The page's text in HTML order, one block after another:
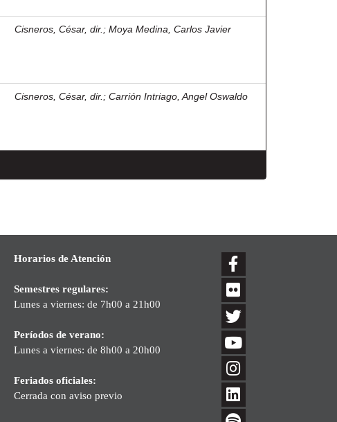
Cisneros, César, dir. ; Moya Medina, Carlos Javier
Cisneros, César, dir. ; Carrión Intriago, Angel Oswaldo
Horarios de Atención
Semestres regulares:
Lunes a viernes: de 7h00 a 21h00
Períodos de verano:
Lunes a viernes: de 8h00 a 20h00
Feriados oficiales:
Cerrada con aviso previo